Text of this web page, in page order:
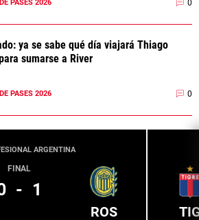
PASES 2026 0
ya se sabe qué día viajará Thiago
sumarse a River
PASES 2026 0
ARGENTINA
FINAL
- 1
ROS